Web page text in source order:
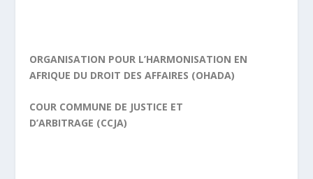
ORGANISATION POUR L’HARMONISATION EN
AFRIQUE DU DROIT DES AFFAIRES (OHADA)
COUR COMMUNE DE JUSTICE ET
D’ARBITRAGE (CCJA)